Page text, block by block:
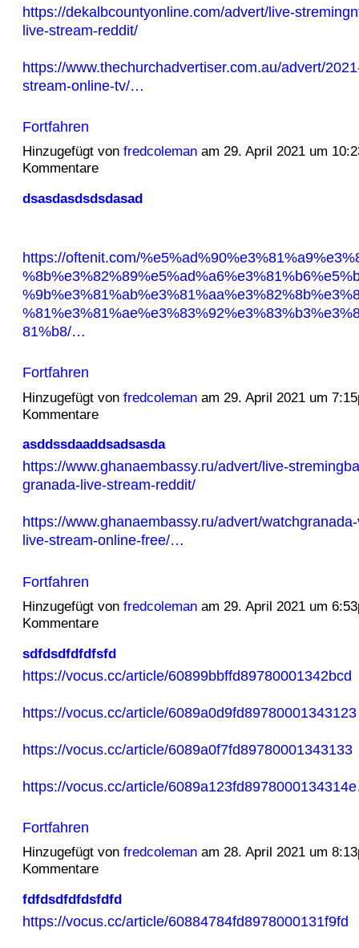
https://dekalbcountyonline.com/advert/live-
live-stream-reddit/
https://www.thechurchadvertiser.com.au/advert/
stream-online-tv/…
Fortfahren
Hinzugefügt von fredcolemanam 29. April 2021 um
Kommentare
dsasdasdsdsdasad
https://oftenit.com/
81%b8/…
Fortfahren
Hinzugefügt von fredcolemanam 29. April 2021 um
Kommentare
asddssdaaddsadsasda
https://www.ghanaembassy.ru/advert/live-
granada-live-stream-reddit/
https://www.ghanaembassy.ru/advert/
live-stream-online-free/…
Fortfahren
Hinzugefügt von fredcolemanam 29. April 2021 um
Kommentare
sdfdsdfdfdfsfd
https://vocus.cc/article/60899bbffd89780001342bcd
https://vocus.cc/article/6089a0d9fd89780001343123
https://vocus.cc/article/6089a0f7fd89780001343133
https://vocus.cc/article/
Fortfahren
Hinzugefügt von fredcolemanam 28. April 2021 um
Kommentare
fdfdsdfdfdsfdfd
https://vocus.cc/article/60884784fd8978000131f9fd